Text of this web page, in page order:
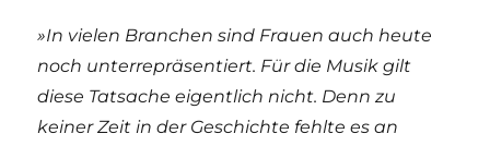
»In vielen Branchen sind Frauen auch heute
noch unterrepräsentiert. Für die Musik gilt
diese Tatsache eigentlich nicht. Denn zu
keiner Zeit in der Geschichte fehlte es an